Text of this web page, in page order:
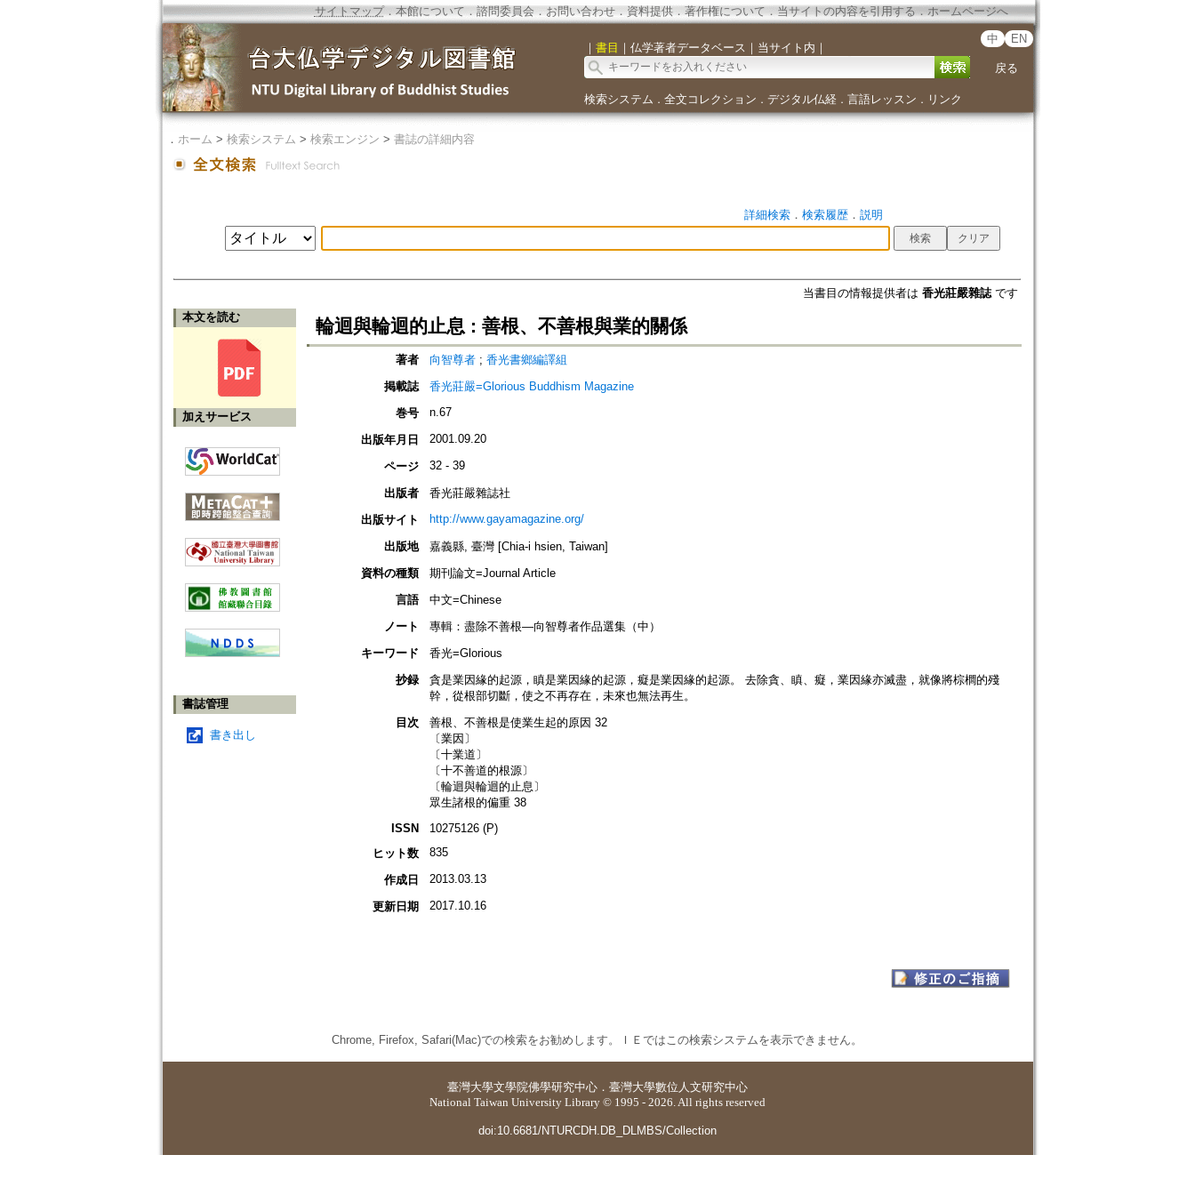
サイトマップ．本館について ． 諮問委員会． お問い合わせ． 資料提供． 著作権について．当サイトの内容を引用する ． ホームページへ
｜ 書目 ｜ 仏学著者データベース ｜ 当サイト内 ｜
中 EN
戻る
検索システム ． 全文コレクション ． デジタル仏経． 言語レッスン ． リンク
． ホーム > 検索システム > 検索エンジン > 書誌の詳細内容
詳細検索． 検索履歴． 説明
当書目の情報提供者は 香光莊嚴雜誌です
本文を読む
加えサービス
書誌管理
書き出し
輪迴與輪迴的止息 : 善根、不善根與業的關係
著者 向智尊者; 香光書鄉編譯組
掲載誌
香光莊嚴=Glorious Buddhism Magazine
巻号
n.67
出版年月日 2001.09.20
ページ 32 - 39
出版者
香光莊嚴雜誌社
出版サイト
http://www.gayamagazine.org/
出版地
嘉義縣, 臺灣 [Chia-i hsien, Taiwan]
資料の種類
期刊論文=Journal Article
言語
中文=Chinese
ノート
專輯：盡除不善根—向智尊者作品選集（中）
キーワード
香光=Glorious
抄録
貪是業因緣的起源，瞋是業因緣的起源，癡是業因緣的起源。 去除貪、瞋、癡，業因緣亦滅盡，就像將棕櫚的殘
幹，從根部切斷，使之不再存在，未來也無法再生。
目次
善根、不善根是使業生起的原因 32
〔業因〕
〔十業道〕
〔十不善道的根源〕
〔輪迴與輪迴的止息〕
眾生諸根的偏重 38
ISSN
10275126 (P)
ヒット数
835
作成日 2013.03.13
更新日期 2017.10.16
Chrome, Firefox, Safari(Mac)での検索をお勧めします。ＩＥではこの検索システムを表示できません。
臺灣大學文學院佛學研究中心 ． 臺灣大學數位人文研究中心
National Taiwan University Library © 1995 - 2026. All rights reserved
doi:10.6681/NTURCDH.DB_DLMBS/Collection